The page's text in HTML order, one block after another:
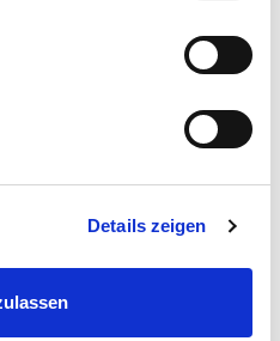
Details zeigen